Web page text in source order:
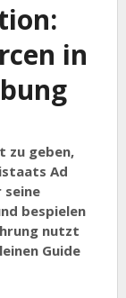
in
zu geben,
Ad
seine
bespielen
nutzt
Guide